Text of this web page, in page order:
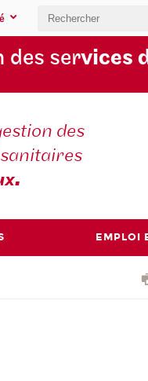
des services
des
.
EMPLOI